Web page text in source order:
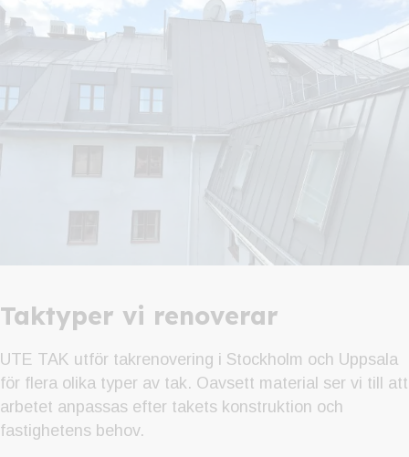
Taktyper vi renoverar
UTE TAK utför takrenovering i Stockholm och Uppsala
för flera olika typer av tak. Oavsett material ser vi till att
arbetet anpassas efter takets konstruktion och
fastighetens behov.